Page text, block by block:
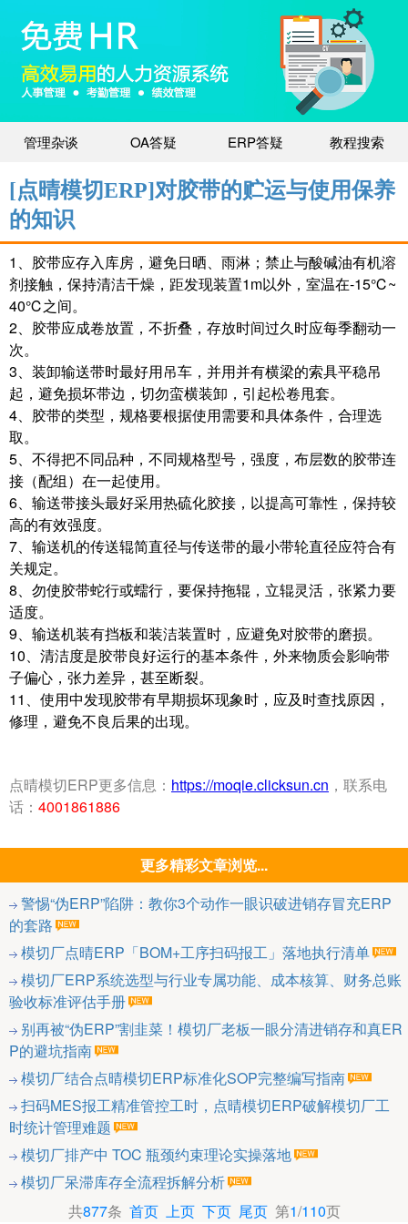
管理杂谈 OA答疑 ERP答疑 教程搜索
[点晴模切ERP]对胶带的贮运与使用保养
的知识
1、胶带应存入库房，避免日晒、雨淋；禁止与酸碱油有机溶
剂接触，保持清洁干燥，距发现装置1m以外，室温在-15℃~
40℃之间。
2、胶带应成卷放置，不折叠，存放时间过久时应每季翻动一
次。
3、装卸输送带时最好用吊车，并用并有横梁的索具平稳吊
起，避免损坏带边，切勿蛮横装卸，引起松卷甩套。
4、胶带的类型，规格要根据使用需要和具体条件，合理选
取。
5、不得把不同品种，不同规格型号，强度，布层数的胶带连
接（配组）在一起使用。
6、输送带接头最好采用热硫化胶接，以提高可靠性，保持较
高的有效强度。
7、输送机的传送辊简直径与传送带的最小带轮直径应符合有
关规定。
8、勿使胶带蛇行或蠕行，要保持拖辊，立辊灵活，张紧力要
适度。
9、输送机装有挡板和装洁装置时，应避免对胶带的磨损。
10、清洁度是胶带良好运行的基本条件，外来物质会影响带
子偏心，张力差异，甚至断裂。
11、使用中发现胶带有早期损坏现象时，应及时查找原因，
修理，避免不良后果的出现。
点晴模切ERP更多信息： https://moqie.clicksun.cn ，联系电
话： 4001861886
更多精彩文章浏览...
警惕“伪ERP”陷阱：教你3个动作一眼识破进销存冒充ERP
的套路
模切厂点晴ERP「BOM+工序扫码报工」落地执行清单
模切厂ERP系统选型与行业专属功能、成本核算、财务总账
验收标准评估手册
别再被“伪ERP”割韭菜！模切厂老板一眼分清进销存和真ER
P的避坑指南
模切厂结合点晴模切ERP标准化SOP完整编写指南
扫码MES报工精准管控工时，点晴模切ERP破解模切厂工
时统计管理难题
模切厂排产中 TOC 瓶颈约束理论实操落地
模切厂呆滞库存全流程拆解分析
共877条 首页 上页 下页 尾页第1/110页